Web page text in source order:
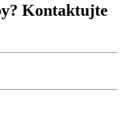
Kontaktujte